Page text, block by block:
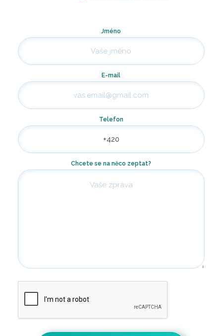
Jméno
E-mail
Telefon
Chcete se na něco zeptat?